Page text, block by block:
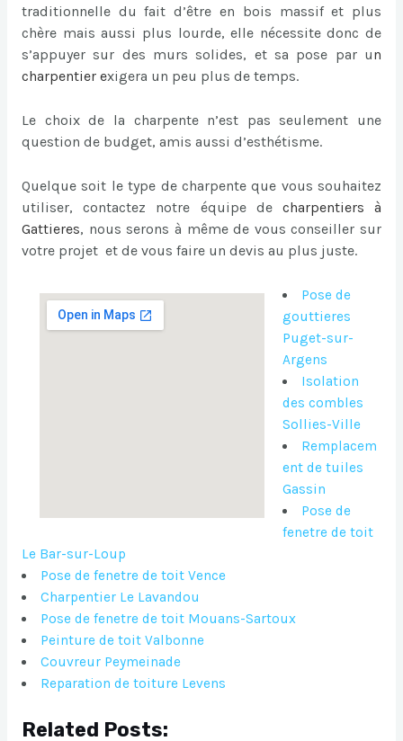
traditionnelle du fait d’être en bois massif et plus
chère mais aussi plus lourde, elle nécessite donc de
s’appuyer sur des murs solides, et sa pose par un
charpentier exigera un peu plus de temps.
Le choix de la charpente n’est pas seulement une
question de budget, amis aussi d’esthétisme.
Quelque soit le type de charpente que vous souhaitez
utiliser, contactez notre équipe de charpentiers à
Gattieres, nous serons à même de vous conseiller sur
votre projet et de vous faire un devis au plus juste.
Pose de
gouttieres
Puget-sur-
Argens
Isolation
des combles
Sollies-Ville
Remplacem
ent de tuiles
Gassin
Pose de
fenetre de toit
Le Bar-sur-Loup
Pose de fenetre de toit Vence
Charpentier Le Lavandou
Pose de fenetre de toit Mouans-Sartoux
Peinture de toit Valbonne
Couvreur Peymeinade
Reparation de toiture Levens
Related Posts: